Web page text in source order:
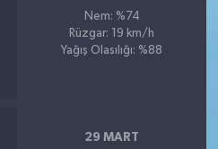
Nem: %74
Rüzgar: 19 km/h
Yağış Olasılığı: %88
29 MART